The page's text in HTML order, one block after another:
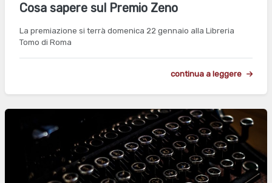
Cosa sapere sul Premio Zeno
La premiazione si terrà domenica 22 gennaio alla Libreria
Tomo di Roma
continua a leggere